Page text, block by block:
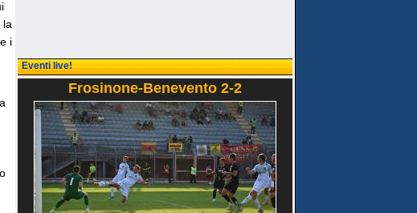
la
i
Eventi live!
Frosinone-Benevento 2-2